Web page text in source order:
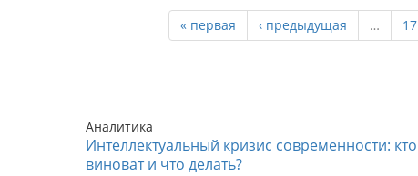
« первая ‹ предыдущая … 17
Аналитика
Интеллектуальный кризис современности: кто
виноват и что делать?